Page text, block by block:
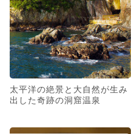
太平洋の絶景と大自然が生み
出した奇跡の洞窟温泉